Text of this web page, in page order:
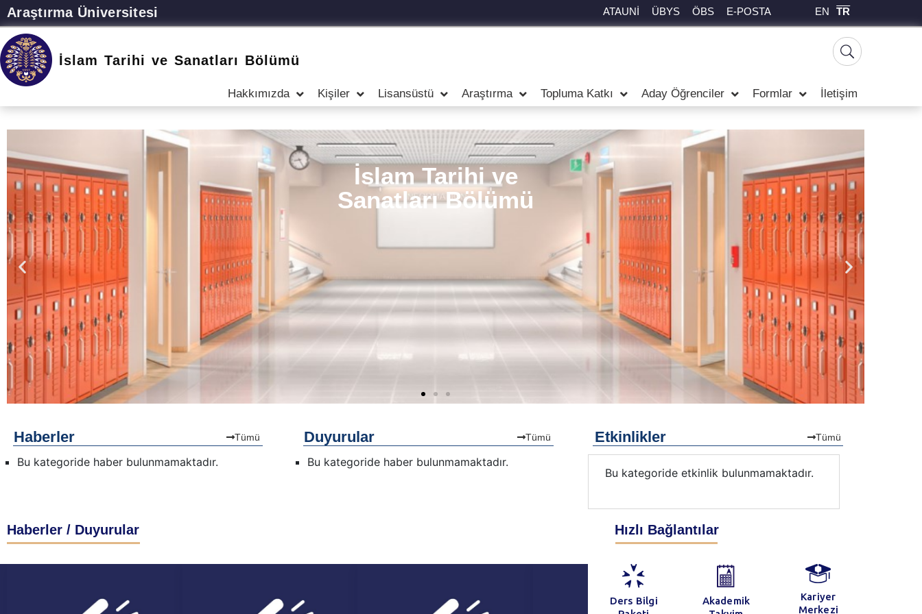
Araştırma Üniversitesi ATAUNİ ÜBYS ÖBS E-POSTA EN TR
İslam Tarihi ve Sanatları Bölümü
Hakkımızda Kişiler Lisansüstü Araştırma Topluma Katkı Aday Öğrenciler Formlar İletişim
İslam Tarihi ve
Sanatları Bölümü
Haberler Tümü
Bu kategoride haber bulunmamaktadır.
Duyurular Tümü
Bu kategoride haber bulunmamaktadır.
Etkinlikler Tümü
Bu kategoride etkinlik bulunmamaktadır.
Haberler / Duyurular Hızlı Bağlantılar
Ders Bilgi
Akademik
Kariyer
Merkezi